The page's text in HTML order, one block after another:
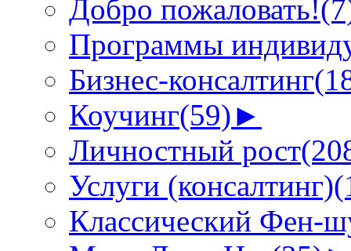
Добро пожаловать!
Программы
Бизнес-консалтинг
Коучинг(59)►
Личностный рост
Услуги (консалтинг)
Классический Фен-